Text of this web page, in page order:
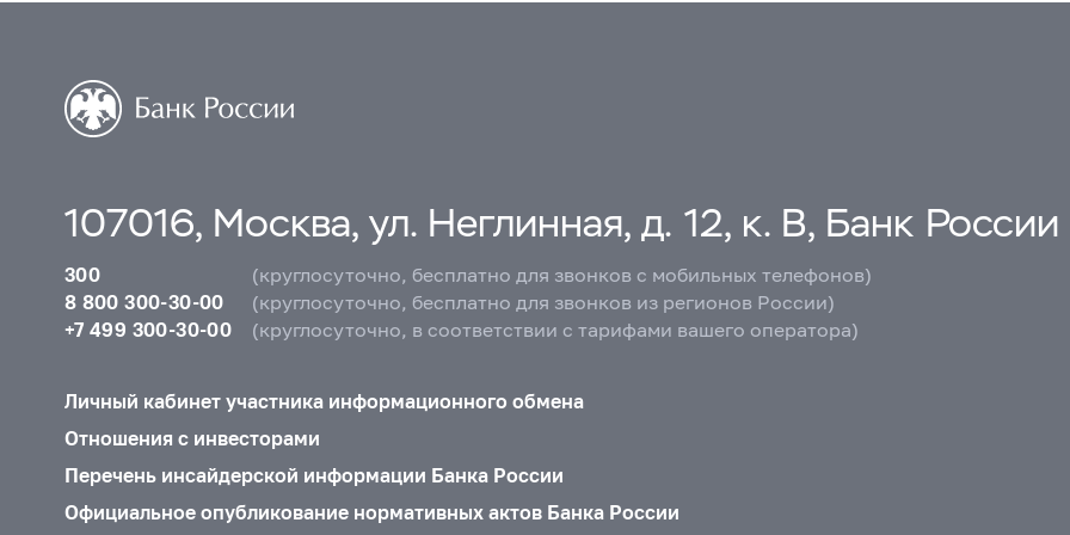
107016, Москва, ул. Неглинная, д. 12, к. В, Банк России
300
(круглосуточно, бесплатно для звонков с мобильных телефонов)
8 800 300-30-00
(круглосуточно, бесплатно для звонков из регионов России)
+7 499 300-30-00
(круглосуточно, в соответствии с тарифами вашего оператора)
Личный кабинет участника информационного обмена
Отношения с инвесторами
Перечень инсайдерской информации Банка России
Официальное опубликование нормативных актов Банка России